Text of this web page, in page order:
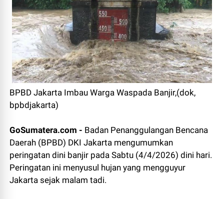
BPBD Jakarta Imbau Warga Waspada Banjir,(dok,
bpbdjakarta)
GoSumatera.com - Badan Penanggulangan Bencana
Daerah (BPBD) DKI Jakarta mengumumkan
peringatan dini banjir pada Sabtu (4/4/2026) dini hari.
Peringatan ini menyusul hujan yang mengguyur
Jakarta sejak malam tadi.